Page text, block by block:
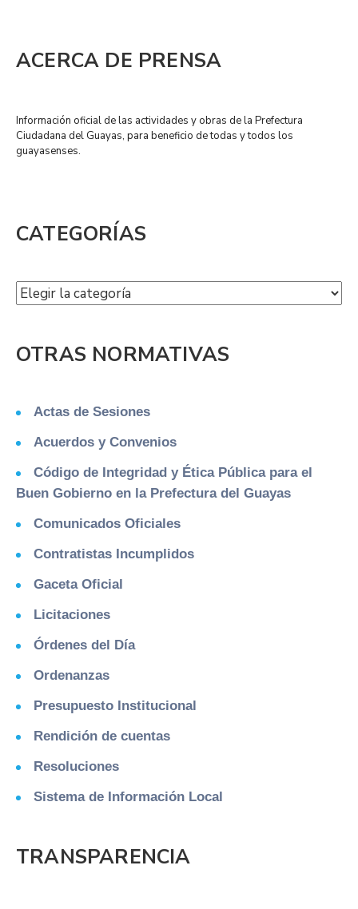
ACERCA DE PRENSA
Información oficial de las actividades y obras de la Prefectura
Ciudadana del Guayas, para beneficio de todas y todos los
guayasenses.
CATEGORÍAS
OTRAS NORMATIVAS
Actas de Sesiones
Acuerdos y Convenios
Código de Integridad y Ética Pública para el
Buen Gobierno en la Prefectura del Guayas
Comunicados Oficiales
Contratistas Incumplidos
Gaceta Oficial
Licitaciones
Órdenes del Día
Ordenanzas
Presupuesto Institucional
Rendición de cuentas
Resoluciones
Sistema de Información Local
TRANSPARENCIA